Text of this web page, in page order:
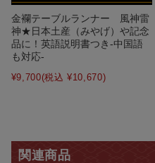
金襴テーブルランナー 風神雷
神★日本土産（みやげ）や記念
品に！英語説明書つき-中国語
も対応-
¥9,700(税込 ¥10,670)
関連商品